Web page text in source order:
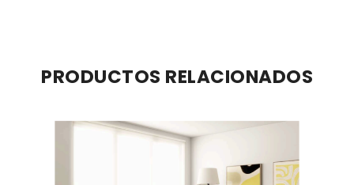
PRODUCTOS RELACIONADOS